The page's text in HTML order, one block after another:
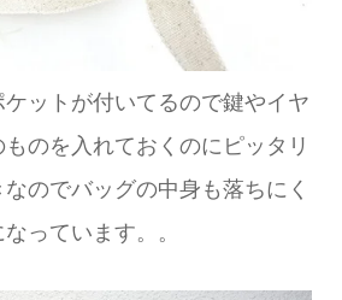
ットが付いてるので鍵やイヤ
のを入れておくのにピッタリ
のでバッグの中身も落ちにく
っています。。